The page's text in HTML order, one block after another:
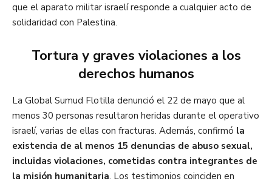
que el aparato militar israelí responde a cualquier acto de
solidaridad con Palestina.
Tortura y graves violaciones a los
derechos humanos
La Global Sumud Flotilla denunció el 22 de mayo que al
menos 30 personas resultaron heridas durante el operativo
israelí, varias de ellas con fracturas. Además, confirmó la
existencia de al menos 15 denuncias de abuso sexual,
incluidas violaciones, cometidas contra integrantes de
la misión humanitaria. Los testimonios coinciden en